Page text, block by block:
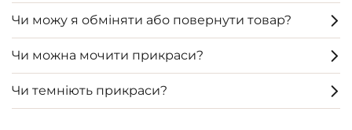
Чи можу я обміняти або повернути товар?
Чи можна мочити прикраси?
Чи темніють прикраси?